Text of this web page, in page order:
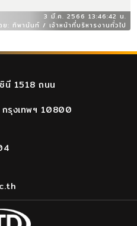
3 มี.ค. 2566 13:46:42 น.
ย: ทิพานันท์ / เจ้าหน้าที่บริหารงานทั่วไป
นี 1518 ถนน
กรุงเทพฯ 10800